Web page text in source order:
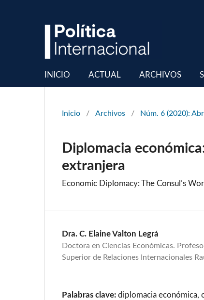
INICIO ACTUAL ARCHIVOS
Inicio / Archivos / Núm. 6 (2020):
Diplomacia
extranjera
Economic Diplomacy: The Consul’s
Dra. C. Elaine Valton Legrá
Doctora en Ciencias Económicas.
Superior de Relaciones Internacionales
Palabras clave:diplomacia económica,